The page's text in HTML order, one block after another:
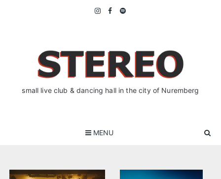
small live club & dancing hall in the city of Nuremberg
MENU